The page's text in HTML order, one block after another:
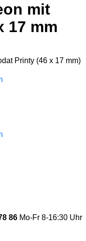
mit
17 mm
Printy (46 x 17 mm)
86 Mo-Fr 8-16:30 Uhr